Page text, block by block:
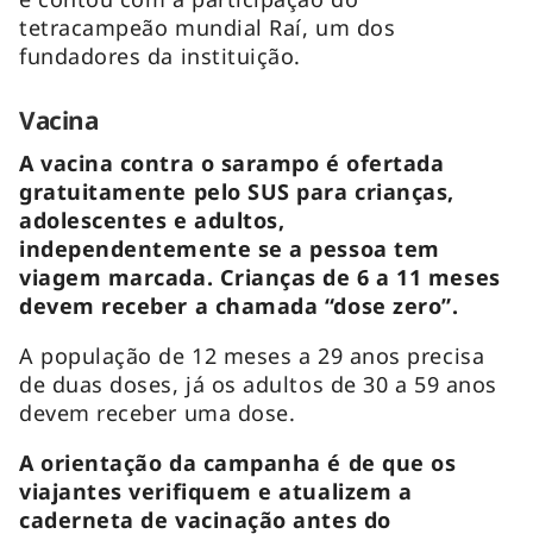
tetracampeão mundial Raí, um dos
fundadores da instituição.
Vacina
A vacina contra o sarampo é ofertada
gratuitamente pelo SUS para crianças,
adolescentes e adultos,
independentemente se a pessoa tem
viagem marcada. Crianças de 6 a 11 meses
devem receber a chamada “dose zero”.
A população de 12 meses a 29 anos precisa
de duas doses, já os adultos de 30 a 59 anos
devem receber uma dose.
A orientação da campanha é de que os
viajantes verifiquem e atualizem a
caderneta de vacinação antes do